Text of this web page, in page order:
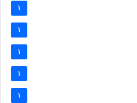
1
1
1
1
1